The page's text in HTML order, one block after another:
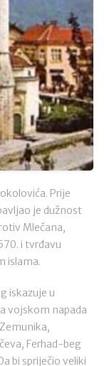
Prije
je dužnost
Mlečana,
i tvrđavu
islama.
iskazuje u
vojskom napada
Ferhad-beg
bi spriječio veliki